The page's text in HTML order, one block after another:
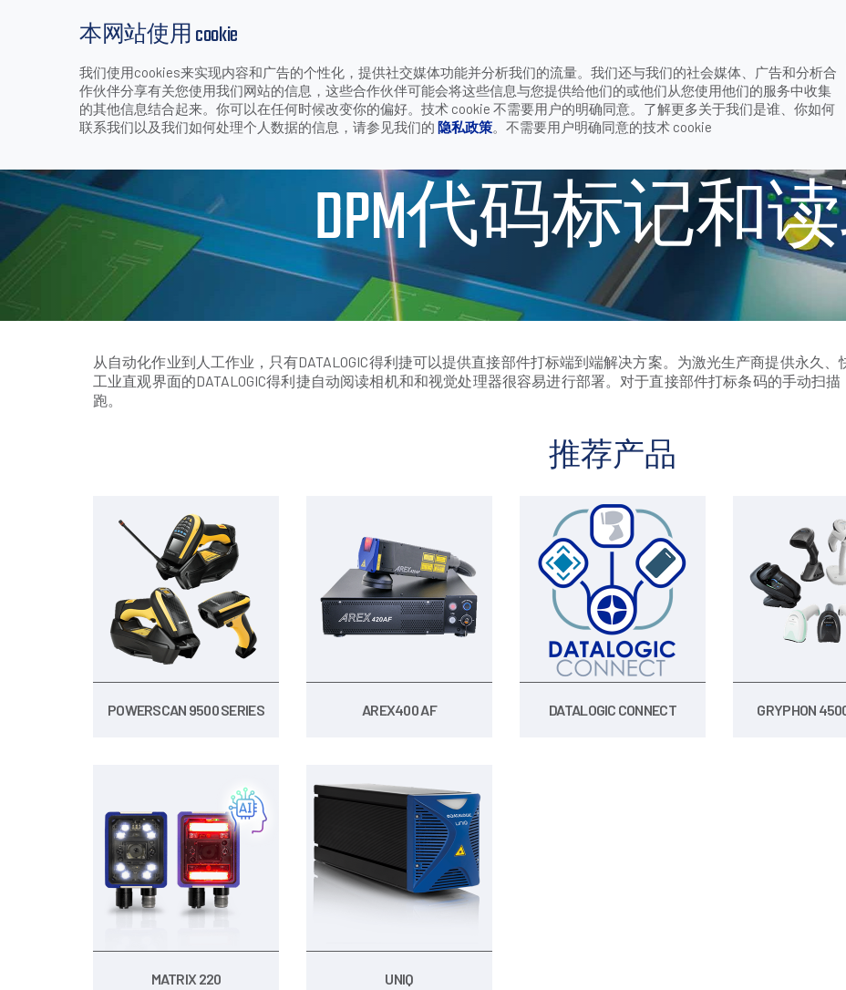
本网站使用 cookie
我们使用cookies来实现内容和广告的个性化，提供社交媒体功能并分析我们的流量。我们还与我们的社会媒体、广告和分析合
作伙伴分享有关您使用我们网站的信息，这些合作伙伴可能会将这些信息与您提供给他们的或他们从您使用他们的服务中收集
的其他信息结合起来。你可以在任何时候改变你的偏好。技术 cookie 不需要用户的明确同意。了解更多关于我们是谁、你如何
联系我们以及我们如何处理个人数据的信息，请参见我们的 隐私政策。不需要用户明确同意的技术 cookie
致电
产品
行业和应用 下载 支持和服务 公司 联系我们
首页 >行业和应用> 制造>电子行业>DPM代码标记和读取
DPM代码标记和
从自动化作业到人工作业，只有DATALOGIC得利捷可以提供直接部件打标端到端解决方案。为激光生产商提供永久
工业直观界面的DATALOGIC得利捷自动阅读相机和和视觉处理器很容易进行部署。对于直接部件打标条码的手动扫描
跑。
推荐产品
POWERSCAN 9500 SERIES AREX400 AF DATALOGIC CONNECT GRYPHON
MATRIX 220 UNIQ